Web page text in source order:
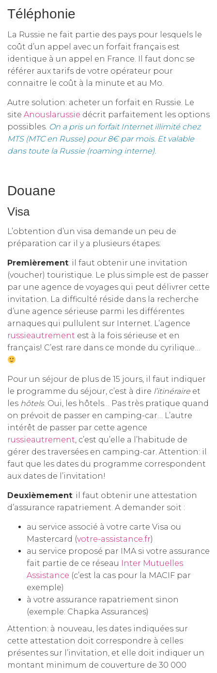
Téléphonie
La Russie ne fait partie des pays pour lesquels le
coût d’un appel avec un forfait français est
identique à un appel en France. Il faut donc se
référer aux tarifs de votre opérateur pour
connaitre le coût à la minute et au Mo.
Autre solution: acheter un forfait en Russie. Le
site Anouslarussie décrit parfaitement les options
possibles. On a pris un forfait Internet illimité chez
MTS (MTC en Russe) pour 8€ par mois. Et valable
dans toute la Russie (roaming interne).
Douane
Visa
L’obtention d’un visa demande un peu de
préparation car il y a plusieurs étapes:
Premièrement: il faut obtenir une invitation
(voucher) touristique. Le plus simple est de passer
par une agence de voyages qui peut délivrer cette
invitation. La difficulté réside dans la recherche
d’une agence sérieuse parmi les différentes
arnaques qui pullulent sur Internet. L’agence
russieautrement est à la fois sérieuse et en
français! C’est rare dans ce monde du cyrilique…
Pour un séjour de plus de 15 jours, il faut indiquer
le programme du séjour, c’est à dire l’itinéraire et
les hôtels. Oui, les hôtels… Pas très pratique quand
on prévoit de passer en camping-car… L’autre
intérêt de passer par cette agence
russieautrement, c’est qu’elle a l’habitude de
gérer des traversées en camping-car. Attention: il
faut que les dates du programme correspondent
aux dates de l’invitation!
Deuxièmement: il faut obtenir une attestation
d’assurance rapatriement. A demander soit :
au service associé à votre carte Visa ou
Mastercard (votre-assistance.fr)
au service proposé par IMA si votre assurance
fait partie de ce réseau Inter Mutuelles
Assistance (c’est la cas pour la MACIF par
exemple)
à votre assurance rapatriement sinon
(exemple: Chapka Assurances)
Attention: à nouveau, les dates indiquées sur
cette attestation doit correspondre à celles
présentes sur l’invitation, et elle doit indiquer un
montant minimum de couverture de 30 000